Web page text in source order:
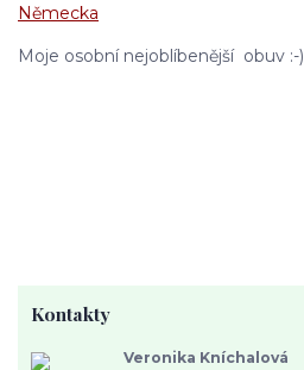
Německa
Moje osobní nejoblíbenější obuv :-)
Kontakty
Veronika Kníchalová